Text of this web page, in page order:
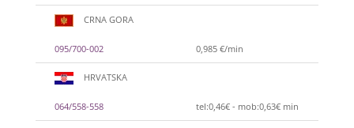
CRNA GORA
095/700-002 0,985 €/min
HRVATSKA
064/558-558 tel:0,46€ - mob:0,63€ min